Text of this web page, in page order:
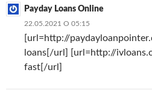
Payday Loans Online
22.05.2021 О 05:15
[url=http://
loans[/url] [url=http://
fast[/url]